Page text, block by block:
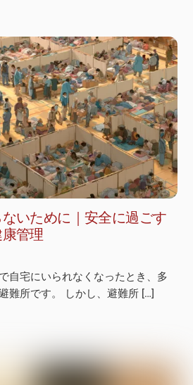
いために｜安全に過ごす
管理
自宅にいられなくなったとき、多
難所です。 しかし、避難所 […]